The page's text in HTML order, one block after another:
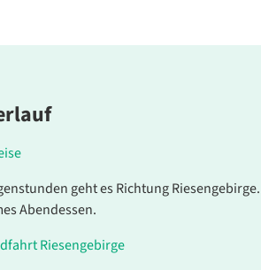
geht es Richtung
Abendessen.
Riesengebirge